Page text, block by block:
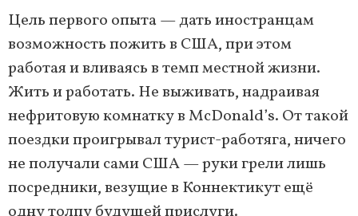
Цель первого опыта — дать иностранцам
возможность пожить в США, при этом
работая и вливаясь в темп местной жизни.
Жить и работать. Не выживать, надраивая
нефритовую комнатку в McDonald’s. От такой
поездки проигрывал турист-работяга, ничего
не получали сами США — руки грели лишь
посредники, везущие в Коннектикут ещё